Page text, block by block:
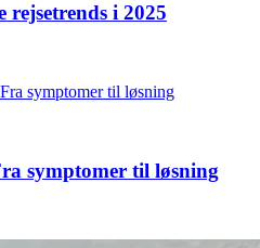
rejsetrends i 2025
symptomer til løsning